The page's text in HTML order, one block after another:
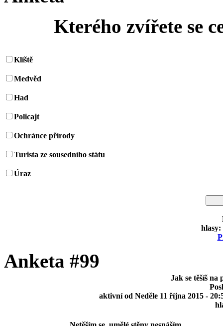
Kterého zvířete se
Klíště
Medvěd
Had
Policajt
Ochránce přírody
Turista ze sousedního státu
Úraz
hlasy:
Anketa #99
Jak se těšíš na
aktivní od Neděle 11 října 2015 -